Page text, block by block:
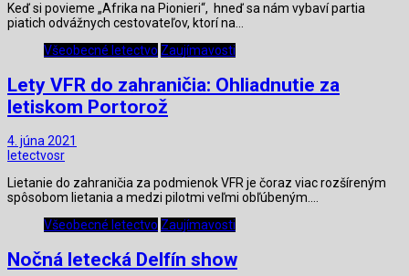
Keď si povieme „Afrika na Pionieri“, hneď sa nám vybaví partia
piatich odvážnych cestovateľov, ktorí na…
Všeobecné letectvo Zaujímavosti
Lety VFR do zahraničia: Ohliadnutie za
letiskom Portorož
4. júna 2021
letectvosr
Lietanie do zahraničia za podmienok VFR je čoraz viac rozšíreným
spôsobom lietania a medzi pilotmi veľmi obľúbeným.…
Všeobecné letectvo Zaujímavosti
Nočná letecká Delfín show